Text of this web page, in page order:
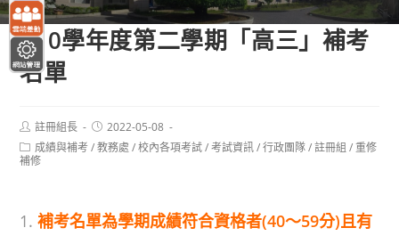
110學年度第二學期「高三」補考
名單
Post
author:
註冊組長
Post
published:
2022-05-08
Post
category:
成績與補考 / 教務處 / 校內各項考試 / 考試資訊 / 行政團隊 / 註冊組 / 重修
補修
補考名單為學期成績符合資格者(40～59分)且有